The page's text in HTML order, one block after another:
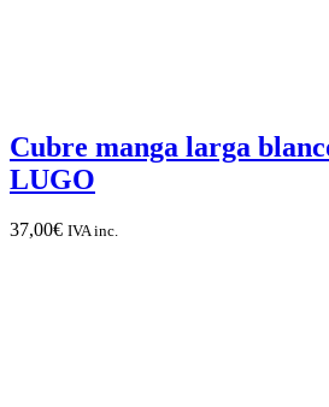
Cubre manga larga
LUGO
37,00€ IVA inc.